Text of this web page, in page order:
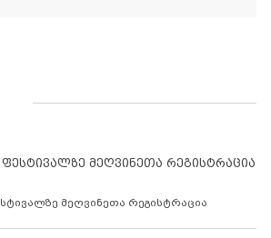
ფესტივალზე მეღვინეთა რეგისტრაცია
მეღვინეთა რეგისტრაცია